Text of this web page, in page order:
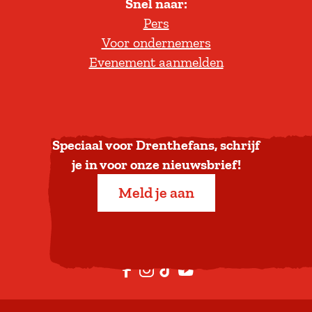
l
t
e
r
a
a
b
n
Snel naar:
Pers
Voor ondernemers
Evenement aanmelden
Speciaal voor Drenthefans, schrijf
je in voor onze nieuwsbrief!
Meld je aan
F
a
I
n
T
i
Y
o